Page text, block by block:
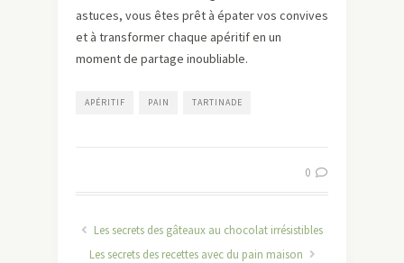
astuces, vous êtes prêt à épater vos convives
et à transformer chaque apéritif en un
moment de partage inoubliable.
APÉRITIF PAIN TARTINADE
0
Les secrets des gâteaux au chocolat irrésistibles
Les secrets des recettes avec du pain maison